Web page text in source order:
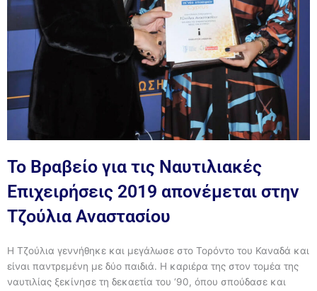
Το Βραβείο για τις Ναυτιλιακές
Επιχειρήσεις 2019 απονέμεται στην
Τζούλια Αναστασίου
Η Τζούλια γεννήθηκε και μεγάλωσε στο Τορόντο του Καναδά και
είναι παντρεμένη με δύο παιδιά. Η καριέρα της στον τομέα της
ναυτιλίας ξεκίνησε τη δεκαετία του ‘90, όπου σπούδασε και